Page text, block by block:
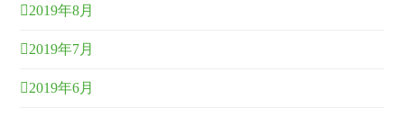
2019年8月
2019年7月
2019年6月